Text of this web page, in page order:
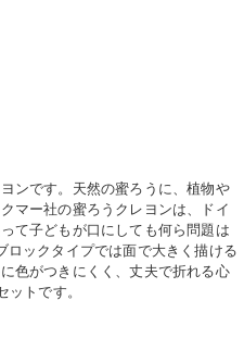
ンです。天然の蜜ろうに、植物や
マー社の蜜ろうクレヨンは、ドイ
て子どもが口にしても何ら問題は
ロックタイプでは面で大きく描ける
色がつきにくく、丈夫で折れる心
トです。